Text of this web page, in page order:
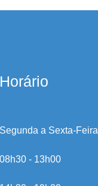
Horário
Segunda a Sexta-Feira
08h30 - 13h00